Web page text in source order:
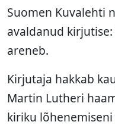
Suomen Kuvalehti
avaldanud kirjutise:
areneb.
Kirjutaja hakkab
Martin Lutheri
kiriku